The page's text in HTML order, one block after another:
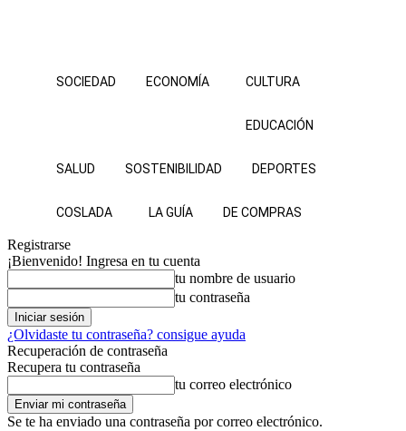
SOCIEDAD ECONOMÍA CULTURA
EDUCACIÓN
SALUD SOSTENIBILIDAD DEPORTES
COSLADA LA GUÍA DE COMPRAS
Registrarse
¡Bienvenido! Ingresa en tu cuenta
tu nombre de usuario
tu contraseña
¿Olvidaste tu contraseña? consigue ayuda
Recuperación de contraseña
Recupera tu contraseña
tu correo electrónico
Se te ha enviado una contraseña por correo electrónico.